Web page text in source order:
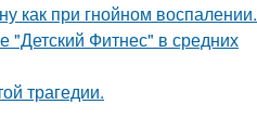
как при гнойном воспалении.
"Детский Фитнес" в средних
трагедии.